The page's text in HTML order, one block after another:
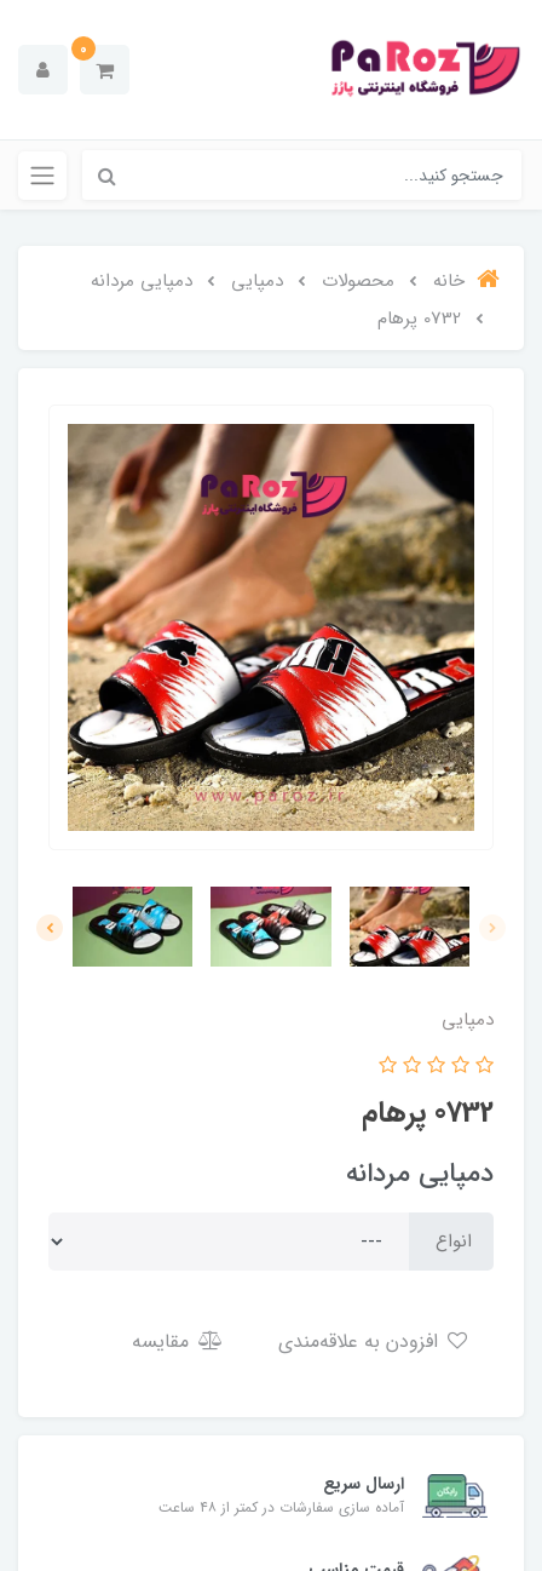
0
خانه محصولات دمپایی
دمپایی مردانه
0732 پرهام
دمپایی
0732 پرهام
دمپایی مردانه
انواع
مقایسه
ارسال سریع
آماده سازی سفارشات در کمتر از ۴۸ ساعت